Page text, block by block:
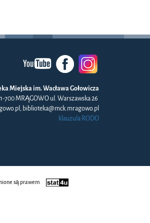
Miejska im. Wacława Gołowicza
700 MRĄGOWO ul. Warszawska 26
biblioteka@mck.mragowo.pl
klauzula RODO
są prawem